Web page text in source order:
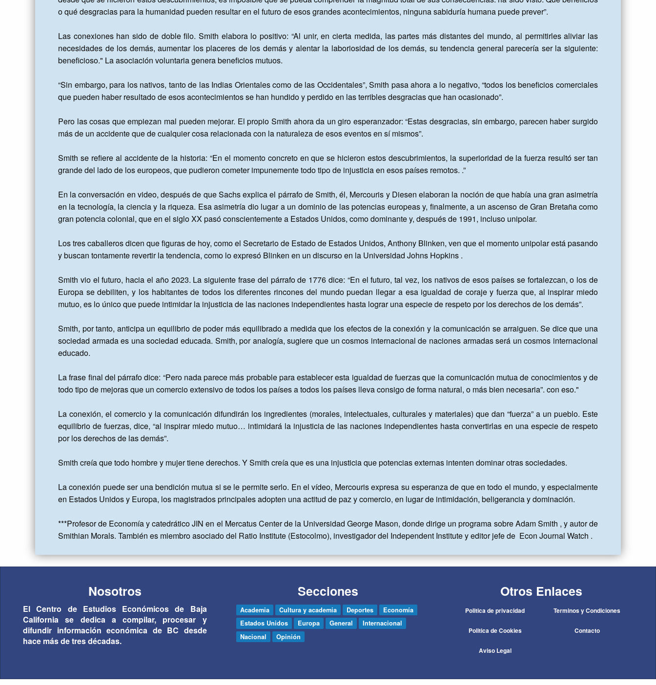
o qué desgracias para la humanidad pueden resultar en el futuro de esos grandes acontecimientos, ninguna sabiduría humana puede prever”.
Las conexiones han sido de doble filo. Smith elabora lo positivo: “Al unir, en cierta medida, las partes más distantes del mundo, al permitirles aliviar las
necesidades de los demás, aumentar los placeres de los demás y alentar la laboriosidad de los demás, su tendencia general parecería ser la siguiente:
beneficioso." La asociación voluntaria genera beneficios mutuos.
“Sin embargo, para los nativos, tanto de las Indias Orientales como de las Occidentales”, Smith pasa ahora a lo negativo, “todos los beneficios comerciales
que pueden haber resultado de esos acontecimientos se han hundido y perdido en las terribles desgracias que han ocasionado”.
Pero las cosas que empiezan mal pueden mejorar. El propio Smith ahora da un giro esperanzador: “Estas desgracias, sin embargo, parecen haber surgido
más de un accidente que de cualquier cosa relacionada con la naturaleza de esos eventos en sí mismos”.
Smith se refiere al accidente de la historia: “En el momento concreto en que se hicieron estos descubrimientos, la superioridad de la fuerza resultó ser tan
grande del lado de los europeos, que pudieron cometer impunemente todo tipo de injusticia en esos países remotos. .”
En la conversación en video, después de que Sachs explica el párrafo de Smith, él, Mercouris y Diesen elaboran la noción de que había una gran asimetría
en la tecnología, la ciencia y la riqueza. Esa asimetría dio lugar a un dominio de las potencias europeas y, finalmente, a un ascenso de Gran Bretaña como
gran potencia colonial, que en el siglo XX pasó conscientemente a Estados Unidos, como dominante y, después de 1991, incluso unipolar.
Los tres caballeros dicen que figuras de hoy, como el Secretario de Estado de Estados Unidos, Anthony Blinken, ven que el momento unipolar está pasando
y buscan tontamente revertir la tendencia, como lo expresó Blinken en un discurso en la Universidad Johns Hopkins .
Smith vio el futuro, hacia el año 2023. La siguiente frase del párrafo de 1776 dice: “En el futuro, tal vez, los nativos de esos países se fortalezcan, o los de
Europa se debiliten, y los habitantes de todos los diferentes rincones del mundo puedan llegar a esa igualdad de coraje y fuerza que, al inspirar miedo
mutuo, es lo único que puede intimidar la injusticia de las naciones independientes hasta lograr una especie de respeto por los derechos de los demás”.
Smith, por tanto, anticipa un equilibrio de poder más equilibrado a medida que los efectos de la conexión y la comunicación se arraiguen. Se dice que una
sociedad armada es una sociedad educada. Smith, por analogía, sugiere que un cosmos internacional de naciones armadas será un cosmos internacional
educado.
La frase final del párrafo dice: “Pero nada parece más probable para establecer esta igualdad de fuerzas que la comunicación mutua de conocimientos y de
todo tipo de mejoras que un comercio extensivo de todos los países a todos los países lleva consigo de forma natural, o más bien necesaria”. con eso."
La conexión, el comercio y la comunicación difundirán los ingredientes (morales, intelectuales, culturales y materiales) que dan “fuerza” a un pueblo. Este
equilibrio de fuerzas, dice, “al inspirar miedo mutuo… intimidará la injusticia de las naciones independientes hasta convertirlas en una especie de respeto
por los derechos de las demás”.
Smith creía que todo hombre y mujer tiene derechos. Y Smith creía que es una injusticia que potencias externas intenten dominar otras sociedades.
La conexión puede ser una bendición mutua si se le permite serlo. En el vídeo, Mercouris expresa su esperanza de que en todo el mundo, y especialmente
en Estados Unidos y Europa, los magistrados principales adopten una actitud de paz y comercio, en lugar de intimidación, beligerancia y dominación.
***Profesor de Economía y catedrático JIN en el Mercatus Center de la Universidad George Mason, donde dirige un programa sobre Adam Smith , y autor de
Smithian Morals. También es miembro asociado del Ratio Institute (Estocolmo), investigador del Independent Institute y editor jefe de  Econ Journal Watch .
Nosotros
El Centro de Estudios Económicos de Baja
California se dedica a compilar, procesar y
difundir información económica de BC desde
hace más de tres décadas.
Secciones
Academia Cultura y academia Deportes
Economía
Estados Unidos
Europa General
Internacional
Nacional
Opinión
Otros Enlaces
Politica de privacidad
Politica de Cookies
Aviso Legal
Terminos y Condiciones
Contacto